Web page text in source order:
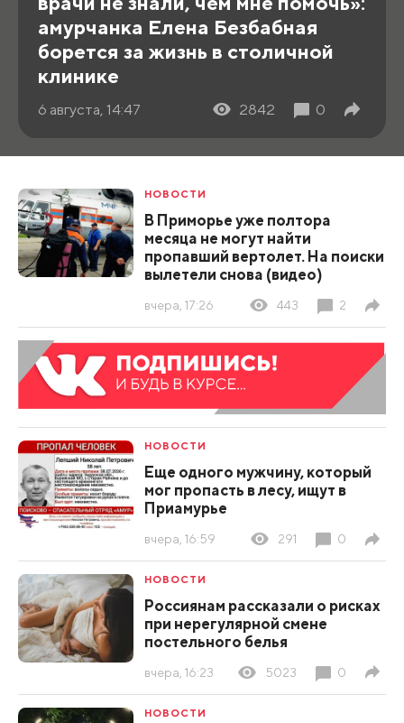
амурчанка Елена Безбабная
борется за жизнь в столичной
клинике
6 августа, 14:47 2842 0
НОВОСТИ
В Приморье уже полтора
месяца не могут найти
пропавший вертолет. На поиски
вылетели снова (видео)
вчера, 17:26 443 2
НОВОСТИ
Еще одного мужчину, который
мог пропасть в лесу, ищут в
Приамурье
вчера, 16:59 291 0
НОВОСТИ
Россиянам рассказали о рисках
при нерегулярной смене
постельного белья
вчера, 16:23 5023 0
НОВОСТИ